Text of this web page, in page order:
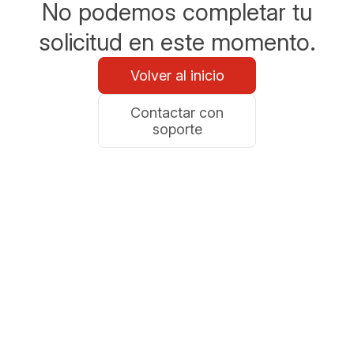
No podemos completar tu
solicitud en este momento.
Volver al inicio
Contactar con
soporte